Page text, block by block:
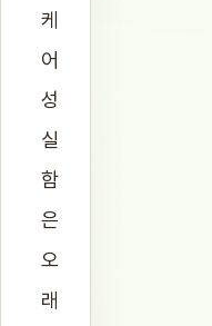
케
어
성
실
함
은
오
래